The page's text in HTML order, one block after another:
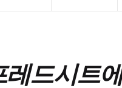
드시트